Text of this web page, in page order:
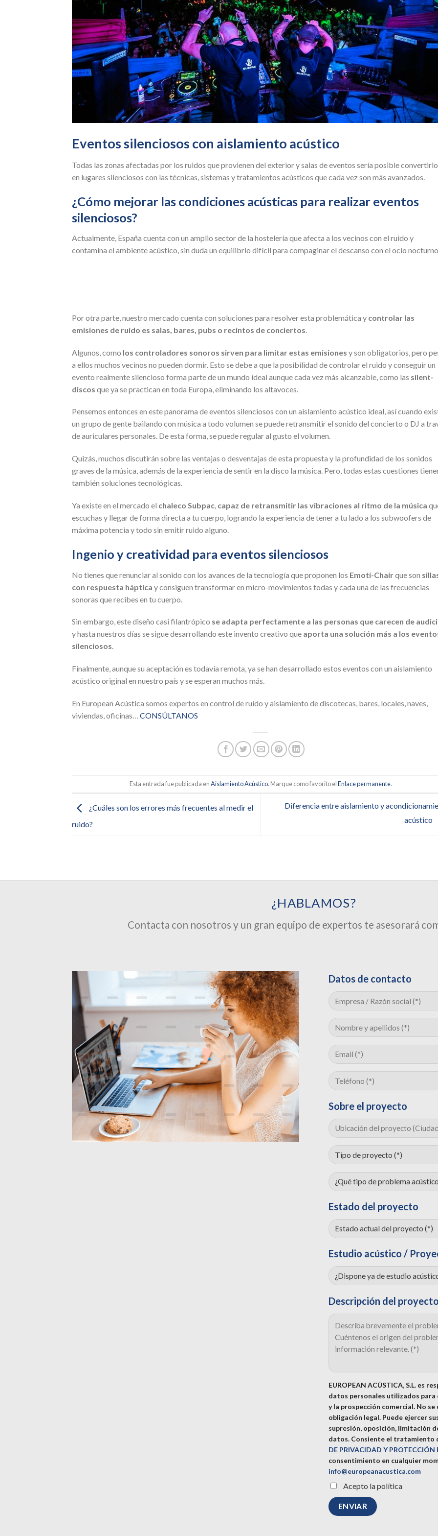
Eventos silenciosos con aislamiento acústico
Todas las zonas afectadas por los ruidos que provienen del exterior y salas de eventos sería posible
en lugares silenciosos con las técnicas, sistemas y tratamientos acústicos que cada vez son más avanzados.
¿Cómo mejorar las condiciones acústicas para realizar eventos
silenciosos?
Actualmente, España cuenta con un amplio sector de la hostelería que afecta a los vecinos con el ruido y
contamina el ambiente acústico, sin duda un equilibrio difícil para compaginar el descanso con el ocio
Por otra parte, nuestro mercado cuenta con soluciones para resolver esta problemática y controlar las
emisiones de ruido es salas, bares, pubs o recintos de conciertos.
Algunos, como los controladores sonoros sirven para limitar estas emisiones y son obligatorios, pero
a ellos muchos vecinos no pueden dormir. Esto se debe a que la posibilidad de controlar el ruido y conseguir un
evento realmente silencioso forma parte de un mundo ideal aunque cada vez más alcanzable, como las silent-
discos que ya se practican en toda Europa, eliminando los altavoces.
Pensemos entonces en este panorama de eventos silenciosos con un aislamiento acústico ideal, así cuando
un grupo de gente bailando con música a todo volumen se puede retransmitir el sonido del concierto o DJ a
de auriculares personales. De esta forma, se puede regular al gusto el volumen.
Quizás, muchos discutirán sobre las ventajas o desventajas de esta propuesta y la profundidad de los sonidos
graves de la música, además de la experiencia de sentir en la disco la música. Pero, todas estas cuestiones
también soluciones tecnológicas.
Ya existe en el mercado el chaleco Subpac, capaz de retransmitir las vibraciones al ritmo de la música
escuchas y llegar de forma directa a tu cuerpo, logrando la experiencia de tener a tu lado a los subwoofers de
máxima potencia y todo sin emitir ruido alguno.
Ingenio y creatividad para eventos silenciosos
No tienes que renunciar al sonido con los avances de la tecnología que proponen los Emoti-Chairque son
con respuesta háptica y consiguen transformar en micro-movimientos todas y cada una de las frecuencias
sonoras que recibes en tu cuerpo.
Sin embargo, este diseño casi filantrópico se adapta perfectamente a las personas que carecen de
y hasta nuestros días se sigue desarrollando este invento creativo que aporta una solución más a los
silenciosos.
Finalmente, aunque su aceptación es todavía remota, ya se han desarrollado estos eventos con un aislamiento
acústico original en nuestro país y se esperan muchos más.
En European Acústica somos expertos en control de ruido y aislamiento de discotecas, bares, locales, naves,
viviendas, oficinas… CONSÚLTANOS
Esta entrada fue publicada enAislamiento Acústico. Marque como favorito elEnlace permanente.
¿Cuáles son los errores más frecuentes al medir el
ruido?
Diferencia entre aislamiento y
acústico
¿HABLAMOS?
Contacta con nosotros y un gran equipo de expertos te asesorará
Datos de contacto
Sobre el proyecto
Estado del proyecto
Estudio acústico /
Descripción del
EUROPEAN ACÚSTICA, S.L. es
datos personales utilizados
y la prospección comercial. No
obligación legal. Puede ejercer
supresión, oposición, limitación
datos. Consiente el tratamiento
DE PRIVACIDAD Y PROTECCIÓN
consentimiento en cualquier
info@europeanacustica.com
Acepto la política